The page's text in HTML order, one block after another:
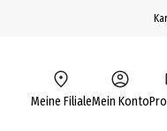
Meine FilialeMein Konto